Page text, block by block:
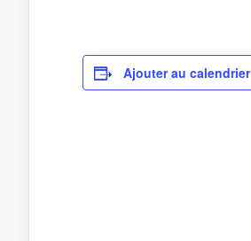
Ajouter au calendrier